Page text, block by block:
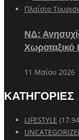
ΝΔ:
Χωροταξικό
11 Μαΐου 2026
ΚΑΤΗΓΟΡΙΕΣ
LIFESTYLE